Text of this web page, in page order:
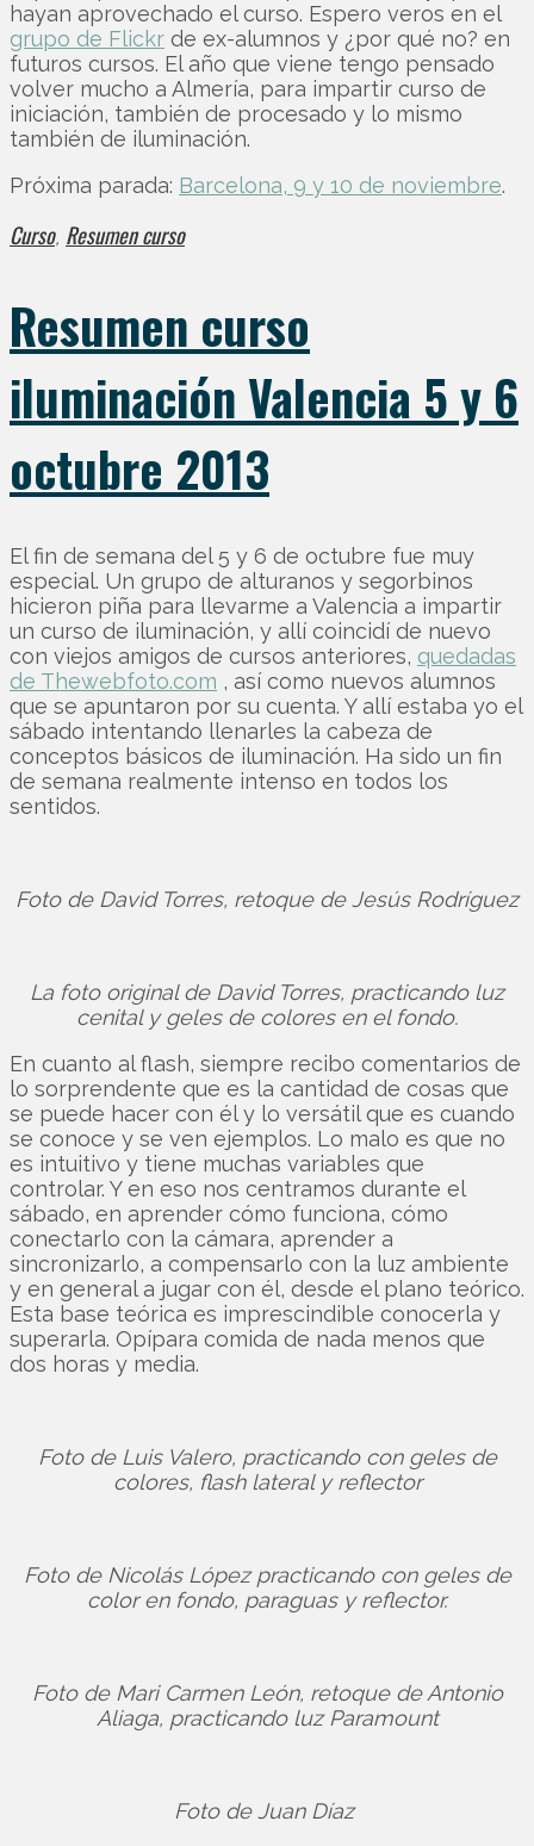
hayan aprovechado el curso. Espero veros en el
grupo de Flickr de ex-alumnos y ¿por qué no? en
futuros cursos. El año que viene tengo pensado
volver mucho a Almería, para impartir curso de
iniciación, también de procesado y lo mismo
también de iluminación.
Próxima parada: Barcelona, 9 y 10 de noviembre.
Curso, Resumen curso
Resumen curso
iluminación Valencia 5 y 6
octubre 2013
El fin de semana del 5 y 6 de octubre fue muy
especial. Un grupo de alturanos y segorbinos
hicieron piña para llevarme a Valencia a impartir
un curso de iluminación, y allí coincidí de nuevo
con viejos amigos de cursos anteriores, quedadas
de Thewebfoto.com , así como nuevos alumnos
que se apuntaron por su cuenta. Y allí estaba yo el
sábado intentando llenarles la cabeza de
conceptos básicos de iluminación. Ha sido un fin
de semana realmente intenso en todos los
sentidos.
Foto de David Torres, retoque de Jesús Rodríguez
La foto original de David Torres, practicando luz
cenital y geles de colores en el fondo.
En cuanto al flash, siempre recibo comentarios de
lo sorprendente que es la cantidad de cosas que
se puede hacer con él y lo versátil que es cuando
se conoce y se ven ejemplos. Lo malo es que no
es intuitivo y tiene muchas variables que
controlar. Y en eso nos centramos durante el
sábado, en aprender cómo funciona, cómo
conectarlo con la cámara, aprender a
sincronizarlo, a compensarlo con la luz ambiente
y en general a jugar con él, desde el plano teórico.
Esta base teórica es imprescindible conocerla y
superarla. Opípara comida de nada menos que
dos horas y media.
Foto de Luis Valero, practicando con geles de
colores, flash lateral y reflector
Foto de Nicolás López practicando con geles de
color en fondo, paraguas y reflector.
Foto de Mari Carmen León, retoque de Antonio
Aliaga, practicando luz Paramount
Foto de Juan Díaz